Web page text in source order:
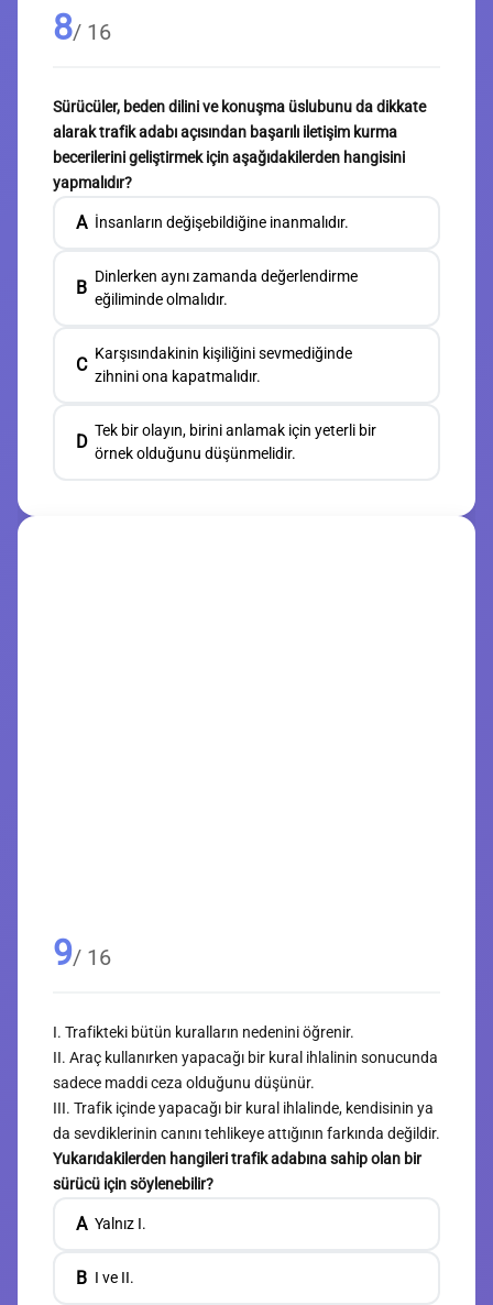
8/ 16
Sürücüler, beden dilini ve konuşma üslubunu da dikkate
alarak trafik adabı açısından başarılı iletişim kurma
becerilerini geliştirmek için aşağıdakilerden hangisini
yapmalıdır?
A İnsanların değişebildiğine inanmalıdır.
B
Dinlerken aynı zamanda değerlendirme
eğiliminde olmalıdır.
C
Karşısındakinin kişiliğini sevmediğinde
zihnini ona kapatmalıdır.
D
Tek bir olayın, birini anlamak için yeterli bir
örnek olduğunu düşünmelidir.
9/ 16
I. Trafikteki bütün kuralların nedenini öğrenir.
II. Araç kullanırken yapacağı bir kural ihlalinin sonucunda
sadece maddi ceza olduğunu düşünür.
III. Trafik içinde yapacağı bir kural ihlalinde, kendisinin ya
da sevdiklerinin canını tehlikeye attığının farkında değildir.
Yukarıdakilerden hangileri trafik adabına sahip olan bir
sürücü için söylenebilir?
A Yalnız I.
B I ve II.